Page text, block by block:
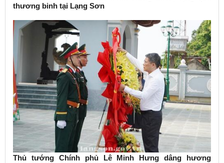
thương binh tại Lạng Sơn
Thủ tướng Chính phủ Lê Minh Hưng dâng hương